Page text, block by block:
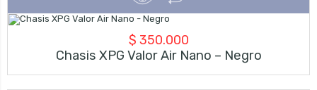
$ 350.000
Chasis XPG Valor Air Nano – Negro